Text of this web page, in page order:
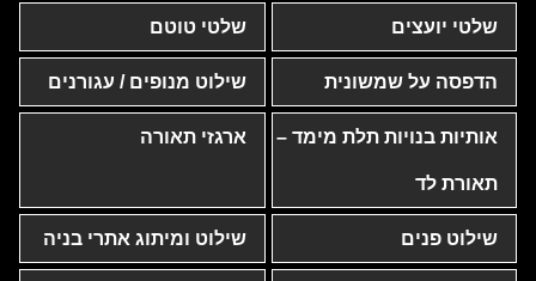
שלטי יועצים שלטי טוטם
הדפסה על שמשונית שילוט מנופים / עגורנים
אותיות בנויות תלת מימד –
תאורת לד
ארגזי תאורה
שילוט פנים שילוט ומיתוג אתרי בניה